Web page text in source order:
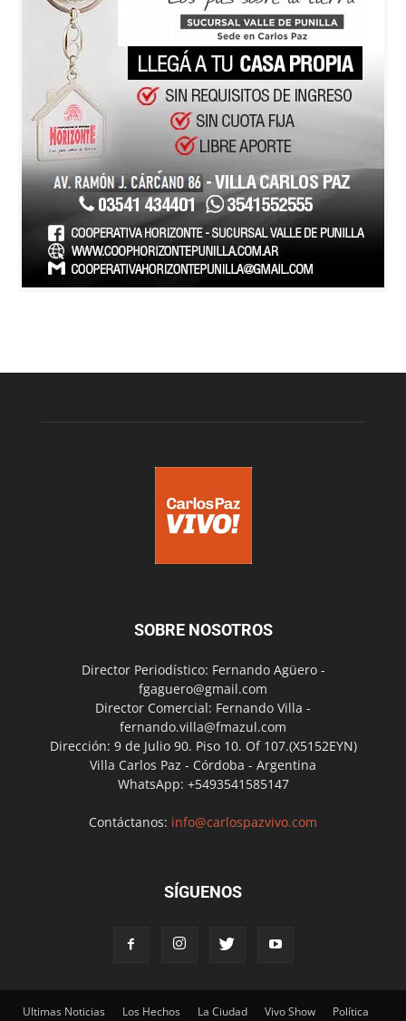
SOBRE NOSOTROS
Director Periodístico: Fernando Agüero -
fgaguero@gmail.com
Director Comercial: Fernando Villa -
fernando.villa@fmazul.com
Dirección: 9 de Julio 90. Piso 10. Of 107.(X5152EYN)
Villa Carlos Paz - Córdoba - Argentina
WhatsApp: +5493541585147
Contáctanos: info@carlospazvivo.com
SÍGUENOS
Ultimas Noticias Los Hechos La Ciudad Vivo Show Política